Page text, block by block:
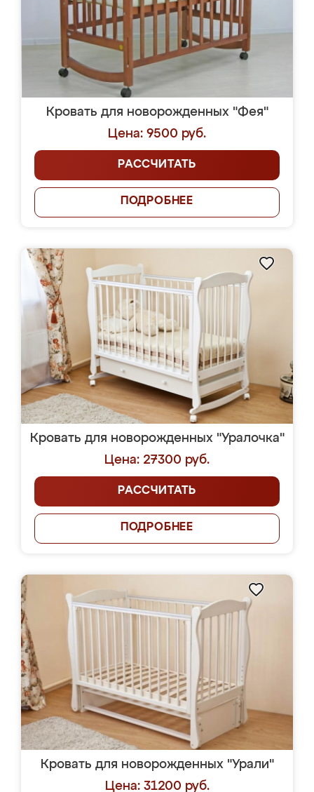
Кровать для новорожденных "Фея"
Цена: 9500 руб.
РАССЧИТАТЬ
ПОДРОБНЕЕ
Кровать для новорожденных "Уралочка"
Цена: 27300 руб.
РАССЧИТАТЬ
ПОДРОБНЕЕ
Кровать для новорожденных "Урали"
Цена: 31200 руб.